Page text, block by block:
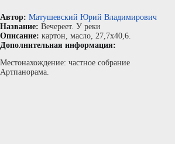
Автор: Матушевский Юрий Владимирович
Название: Вечереет. У реки
Описание: картон, масло, 27,7x40,6.
Дополнительная информация:
Местонахождение: частное собрание
Артпанорама.